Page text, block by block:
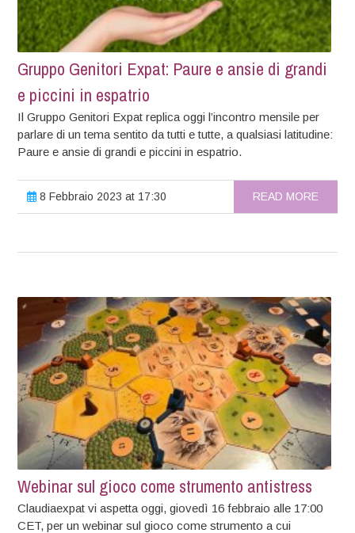
Gruppo Genitori Expat: Paure e ansie di grandi
e piccini in espatrio
Il Gruppo Genitori Expat replica oggi l’incontro mensile per
parlare di un tema sentito da tutti e tutte, a qualsiasi latitudine:
Paure e ansie di grandi e piccini in espatrio.
8 Febbraio 2023 at 17:30 READ MORE
Webinar sul gioco come strumento antistress
Claudiaexpat vi aspetta oggi, giovedì 16 febbraio alle 17:00
CET, per un webinar sul gioco come strumento a cui